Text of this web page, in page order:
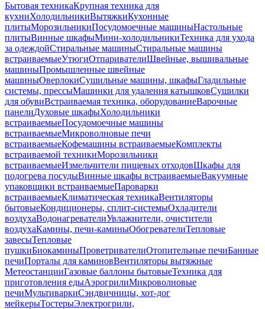
Бытовая техникаКрупная техника для
кухниХолодильникиВытяжкиКухонные
плитыМорозильникиПосудомоечные машиныНастольные
плитыВинные шкафыМини-холодильникиТехника для ухода
за одеждойСтиральные машиныСтиральные машины
встраиваемыеУтюгиОтпаривателиШвейные, вышивальные
машиныПромышленные швейные
машиныОверлокиСушильные машины, шкафыГладильные
системы, прессыМашинки для удаления катышковСушилки
для обувиВстраиваемая техника, оборудованиеВарочные
панелиДуховые шкафыХолодильники
встраиваемыеПосудомоечные машины
встраиваемыеМикроволновые печи
встраиваемыеКофемашины встраиваемыеКомплекты
встраиваемой техникиМорозильники
встраиваемыеИзмельчители пищевых отходовШкафы для
подогрева посудыВинные шкафы встраиваемыеВакуумные
упаковщики встраиваемыеПароварки
встраиваемыеКлиматическая техникаВентиляторы
бытовыеКондиционеры, сплит-системыОхладители
воздухаВодонагревателиУвлажнители, очистители
воздухаКамины, печи-каминыОбогревателиТепловые
завесыТепловые
пушкиБиокаминыПроветривателиОтопительные печиБанные
печиПорталы для каминовВентиляторы вытяжные
МетеостанцииГазовые баллоны бытовыеТехника для
приготовления едыАэрогрилиМикроволновые
печиМультиваркиСэндвичницы, хот-дог
мейкерыТостерыЭлектрогрили,